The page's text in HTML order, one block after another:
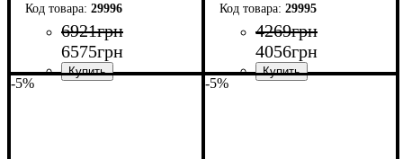
29996
6921грн
6575грн
29995
4269грн
4056грн
-5% -5%